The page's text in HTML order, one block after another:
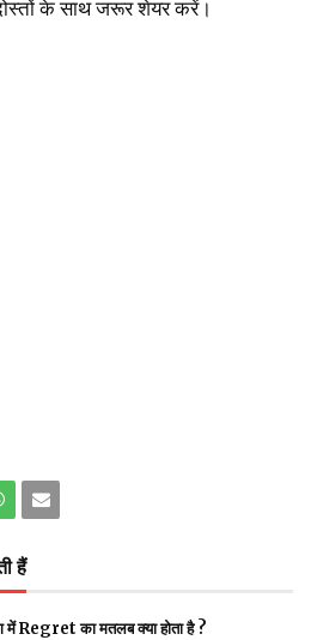
के साथ जरूर शेयर करें।
हैं
में Regret का मतलब क्या होता है ?